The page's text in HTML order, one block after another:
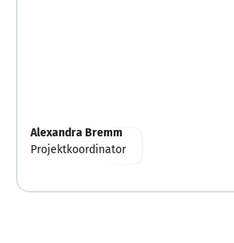
Alexandra Bremm
Projektkoordinator